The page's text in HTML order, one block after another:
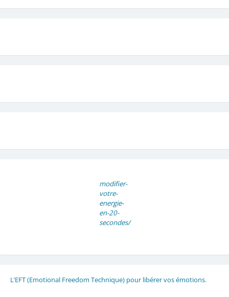
modifier-
votre-
energie-
en-20-
secondes/
L’EFT (Emotional Freedom Technique) pour libérer vos émotions.